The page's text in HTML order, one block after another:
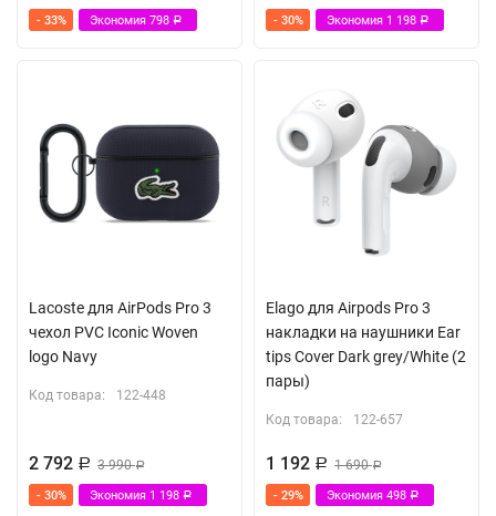
- 33% Экономия 798 Р - 30% Экономия 1 198 Р
Lacoste для AirPods Pro 3
чехол PVC Iconic Woven
logo Navy
Код товара: 122-448
2 792 Р 3 990Р
- 30% Экономия 1 198 Р
Elago для Airpods Pro 3
накладки на наушники Ear
tips Cover Dark grey/White (2
пары)
Код товара: 122-657
1 192 Р 1 690Р
- 29% Экономия 498 Р